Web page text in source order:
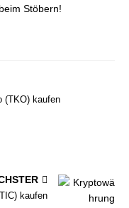
Stöbern!
(TKO) kaufen
kaufen